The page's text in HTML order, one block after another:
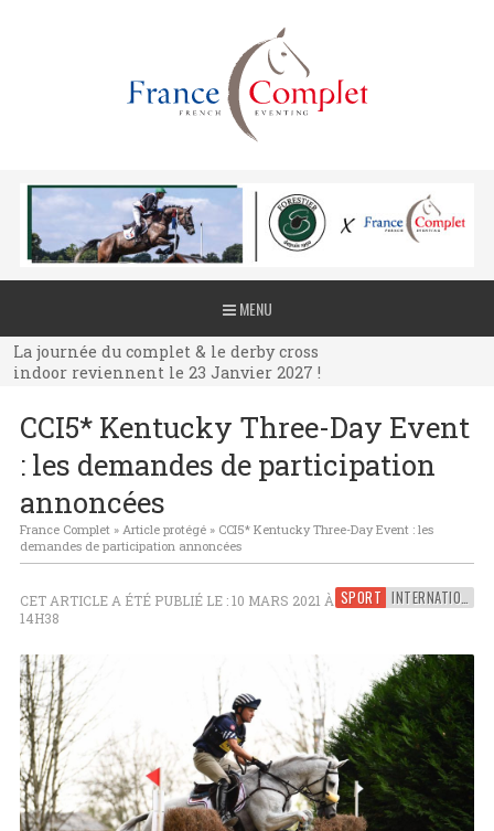
MENU
La journée du complet & le derby cross
indoor reviennent le 23 Janvier 2027 !
La journée du complet & le derby cross
indoor reviennent le 23 Janvier 2027 !
indoor reviennent le 23 Janvier 2027 !
CCI5* Kentucky Three-Day Event
: les demandes de participation
annoncées
France Complet» Article protégé» CCI5* Kentucky Three-Day Event : les
demandes de participation annoncées
SPORT INTERNATIONAL
CET ARTICLE A ÉTÉ PUBLIÉ LE : 10 MARS 2021 À
14H38